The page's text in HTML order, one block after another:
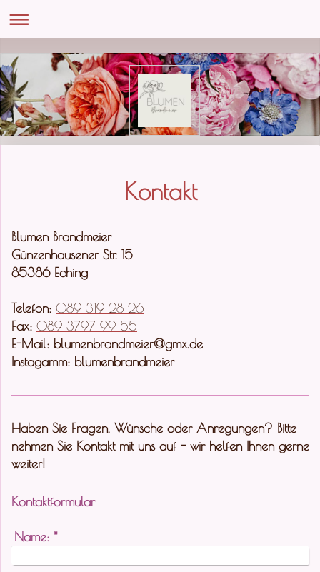
Kontakt
Blumen Brandmeier
Günzenhausener Str. 15
85386 Eching
Telefon: 089 319 28 26
Fax: 089 3797 99 55
E-Mail: blumenbrandmeier@gmx.de
Instagamm: blumenbrandmeier
Haben Sie Fragen, Wünsche oder Anregungen? Bitte
nehmen Sie Kontakt mit uns auf - wir helfen Ihnen gerne
weiter!
Kontaktformular
Name: *